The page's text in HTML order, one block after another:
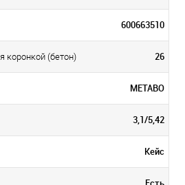
600663510
коронкой (бетон) 26
METABO
3,1/5,42
Кейс